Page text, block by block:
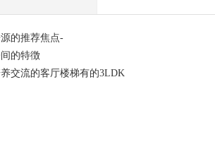
源的推荐焦点-
的特徴
养交流的客厅楼梯有的3LDK